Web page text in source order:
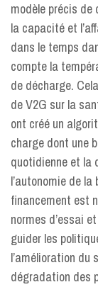
modèle précis
la capacité et
dans le temps
compte la
de décharge.
de V2G sur la
ont créé un
charge dont une
quotidienne et la
l’autonomie de
financement est
normes d’essai
guider les
l’amélioration
dégradation des